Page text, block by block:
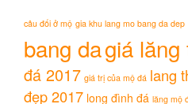
câu đối ở mộ gia khu lang mo bang da dep
bang dagiá
đá 2017 giá trị của mộ đá lang
đẹp 2017 long đình đá lăng mộ